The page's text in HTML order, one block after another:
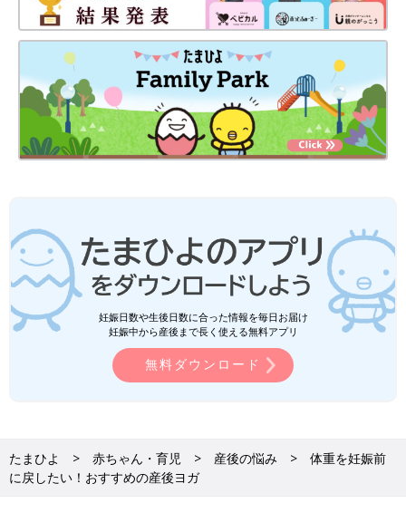
妊娠日数や生後日数に合った情報を毎日お届け
妊娠中から産後まで長く使える無料アプリ
無料ダウンロード
たまひよ 赤ちゃん・育児 産後の悩み
体重を妊娠前
に戻したい！おすすめの産後ヨガ